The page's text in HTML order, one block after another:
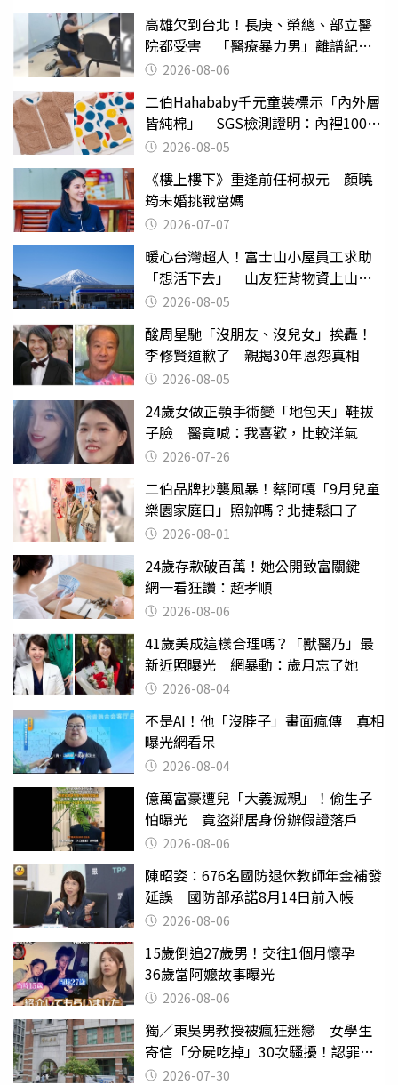
高雄欠到台北！長庚、榮總、部立醫
院都受害 「醫療暴力男」離譜紀錄
曝光2026-08-06
二伯Hahababy千元童裝標示「內外層
皆純棉」 SGS檢測證明：內裡100%
聚酯纖維
2026-08-05
《樓上樓下》重逢前任柯叔元 顏曉
筠未婚挑戰當媽
2026-07-07
暖心台灣超人！富士山小屋員工求助
「想活下去」 山友狂背物資上山：
台灣真的是寶島
2026-08-05
酸周星馳「沒朋友、沒兒女」挨轟！
李修賢道歉了 親揭30年恩怨真相
2026-08-05
24歲女做正顎手術變「地包天」鞋拔
子臉 醫竟喊：我喜歡，比較洋氣
2026-07-26
二伯品牌抄襲風暴！蔡阿嘎「9月兒童
樂園家庭日」照辦嗎？北捷鬆口了
2026-08-01
24歲存款破百萬！她公開致富關鍵
網一看狂讚：超孝順
2026-08-06
41歲美成這樣合理嗎？「獸醫乃」最
新近照曝光 網暴動：歲月忘了她
2026-08-04
不是AI！他「沒脖子」畫面瘋傳 真相
曝光網看呆
2026-08-04
億萬富豪遭兒「大義滅親」！偷生子
怕曝光 竟盜鄰居身份辦假證落戶
2026-08-06
陳昭姿：676名國防退休教師年金補發
延誤 國防部承諾8月14日前入帳
2026-08-06
15歲倒追27歲男！交往1個月懷孕
36歲當阿嬤故事曝光
2026-08-06
獨／東吳男教授被瘋狂迷戀 女學生
寄信「分屍吃掉」30次騷擾！認罪免
關 2026-07-30